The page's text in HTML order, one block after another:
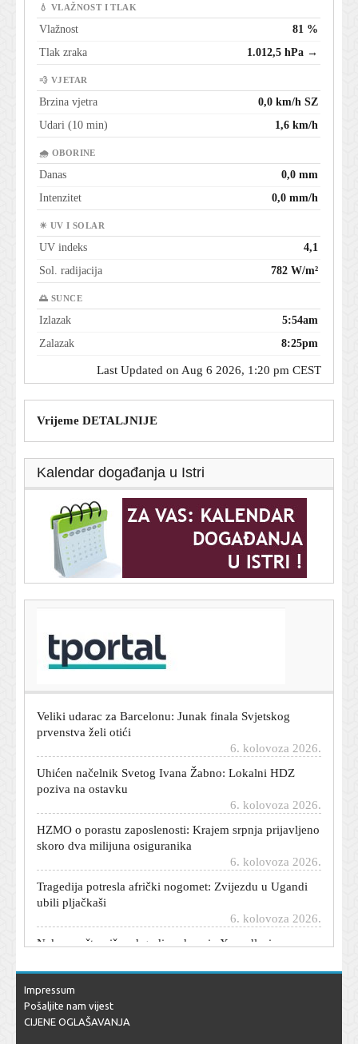
💧 VLAŽNOST I TLAK
Vlažnost
81 %
Tlak zraka
1.012,5 hPa →
💨 VJETAR
Brzina vjetra
0,0 km/h SZ
Udari (10 min)
1,6 km/h
🌧 OBORINE
Danas
0,0 mm
Intenzitet
0,0 mm/h
☀ UV I SOLAR
UV indeks
4,1
Sol. radijacija
782 W/m²
🌅 SUNCE
Izlazak
5:54am
Zalazak
8:25pm
Last Updated on Aug 6 2026, 1:20 pm CEST
Vrijeme DETALJNIJE
Kalendar događanja u Istri
Manje radijacije, preciznije slike: KBC Zagreb dobio
novi CT
prvenstva želi otići
poziva na ostavku
skoro dva milijuna osiguranika
ubili pljačkaši
kontroverzni voditelj proizvoda
Severina ima novi vrući spot: Prodefilirala zagrebačkim
ulicama u crnom korzetu
Impressum
Pošaljite nam vijest
CIJENE OGLAŠAVANJA